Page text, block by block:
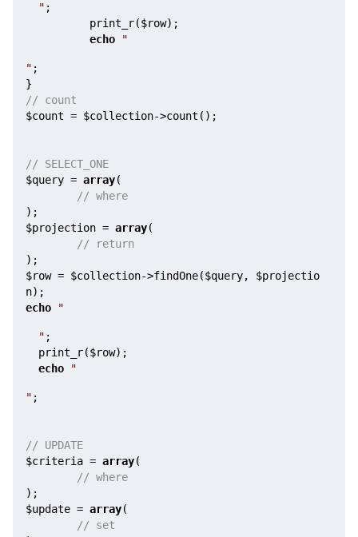
" ;
        print_r(
$row);
echo
"
" ;
// count
$count = $collection->count();
// SELECT_ONE
$query = array(
// where
$projection = array(
// return
$row = $collection->findOne($query, $projectio
n
echo
"
" ;
print_r($row
echo
"
" ;
// UPDATE
$criteria = array(
// where
$update = array(
// set